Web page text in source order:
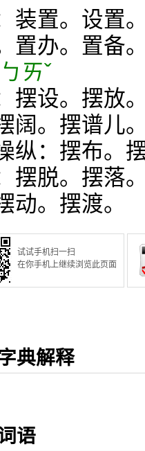
装置。设置
置办。置备
ㄞˇ
摆设。摆放
阔。摆谱儿
纵：摆布。
摆脱。摆落
。摆渡。
试试手机扫一扫
在你手机上继续浏览此页面
典解释
语